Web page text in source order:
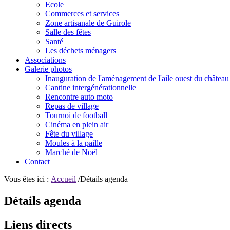
Ecole
Commerces et services
Zone artisanale de Guirole
Salle des fêtes
Santé
Les déchets ménagers
Associations
Galerie photos
Inauguration de l'aménagement de l'aile ouest du
Cantine intergénérationnelle
Rencontre auto moto
Repas de village
Tournoi de football
Cinéma en plein air
Fête du village
Moules à la paille
Marché de Noël
Contact
Vous êtes ici : Accueil /Détails agenda
Détails agenda
Liens directs